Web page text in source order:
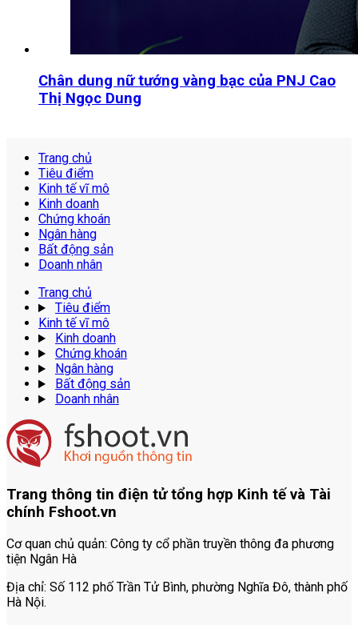
Chân dung nữ tướng vàng bạc của PNJ Cao
Thị Ngọc Dung
Trang chủ
Tiêu điểm
Kinh tế vĩ mô
Kinh doanh
Chứng khoán
Ngân hàng
Bất động sản
Doanh nhân
Trang chủ
Tiêu điểm
Kinh tế vĩ mô
Kinh doanh
Chứng khoán
Ngân hàng
Bất động sản
Doanh nhân
Trang thông tin điện tử tổng hợp Kinh tế và Tài
chính Fshoot.vn
Cơ quan chủ quản: Công ty cổ phần truyền thông đa phương
tiện Ngân Hà
Địa chỉ: Số 112 phố Trần Tử Bình, phường Nghĩa Đô, thành phố
Hà Nội.